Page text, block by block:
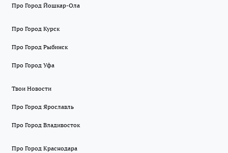
Про Город Йошкар-Ола
Про Город Курск
Про Город Рыбинск
Про Город Уфа
Твои Новости
Про Город Ярославль
Про Город Владивосток
Про Город Краснодара